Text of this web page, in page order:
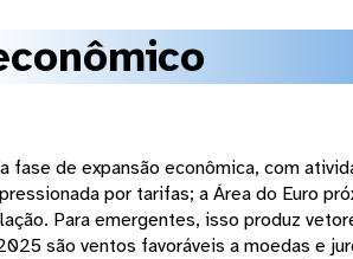
de expansão econômica, com
por tarifas; a Área do Euro
Para emergentes, isso produz
são ventos favoráveis a moedas e